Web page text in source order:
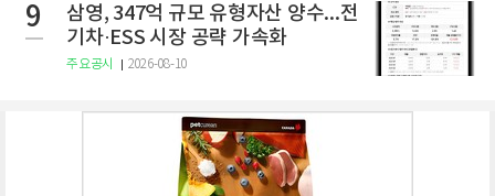
9
삼영, 347억 규모 유형자산 양수...전
기차·ESS 시장 공략 가속화
주요공시 2026-08-10